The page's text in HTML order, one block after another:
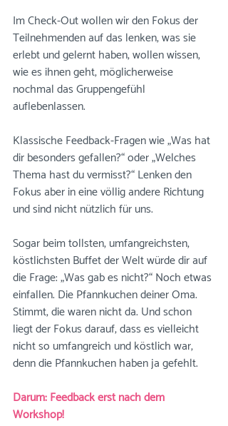
Im Check-Out wollen wir den Fokus der
Teilnehmenden auf das lenken, was sie
erlebt und gelernt haben, wollen wissen,
wie es ihnen geht, möglicherweise
nochmal das Gruppengefühl
auflebenlassen.
Klassische Feedback-Fragen wie „Was hat
dir besonders gefallen?“ oder „Welches
Thema hast du vermisst?“ Lenken den
Fokus aber in eine völlig andere Richtung
und sind nicht nützlich für uns.
Sogar beim tollsten, umfangreichsten,
köstlichsten Buffet der Welt würde dir auf
die Frage: „Was gab es nicht?“ Noch etwas
einfallen. ﻿Die Pfannkuchen deiner Oma.
Stimmt, die waren nicht da. Und schon
liegt der Fokus darauf, dass es vielleicht
nicht so umfangreich und köstlich war,
denn die Pfannkuchen haben ja gefehlt.
Darum: Feedback erst nach dem
Workshop!